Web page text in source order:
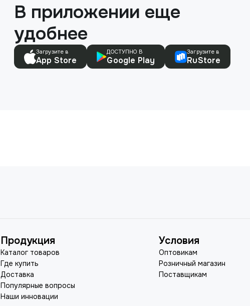
В приложении еще
удобнее
Загрузите в
App Store
ДОСТУПНО В
Google Play
Загрузите в
RuStore
Продукция
Каталог товаров
Где купить
Доставка
Популярные вопросы
Наши инновации
Условия
Оптовикам
Розничный магазин
Поставщикам